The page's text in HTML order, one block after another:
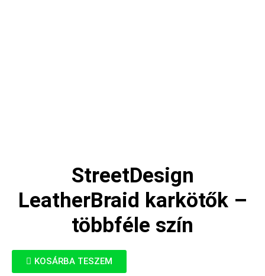
StreetDesign
LeatherBraid karkötők –
többféle szín
KOSÁRBA TESZEM